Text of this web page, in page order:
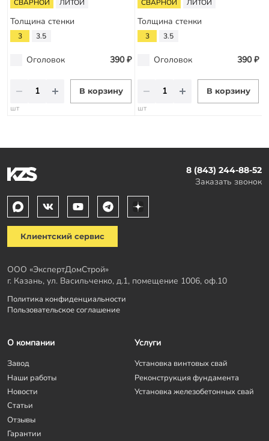
СВАРНОЙ ЛИТОЙ
Толщина стенки
3 3.5
Оголовок 390 ₽
В корзину
шт
СВАРНОЙ ЛИТОЙ
Толщина стенки
3 3.5
Оголовок 390 ₽
В корзину
шт
8 (843) 244-88-52
Заказать звонок
Клиентский сервис
ООО «ЭкспертДомСтрой»
г. Казань, ул. Васильченко, д.1, помещение 1006, оф.10
Политика конфиденциальности
Пользовательское соглашение
О компании
Завод
Наши работы
Новости
Статьи
Отзывы
Гарантии
Услуги
Установка винтовых свай
Реконструкция фундамента
Установка железобетонных свай